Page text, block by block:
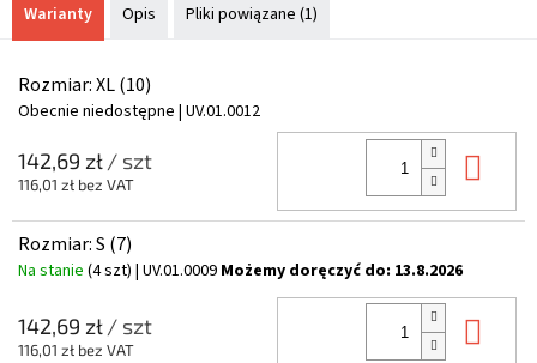
Warianty Opis Pliki powiązane (1)
Rozmiar: XL (10)
Obecnie niedostępne | UV.01.0012
142,69 zł/ szt
116,01 zł bez VAT
Rozmiar: S (7)
Na stanie (4 szt) | UV.01.0009 Możemy doręczyć do: 13.8.2026
142,69 zł/ szt
116,01 zł bez VAT